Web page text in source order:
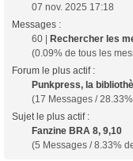
07 nov. 2025 17:18
Messages :
60 | Rechercher les
(0.09% de tous les
Forum le plus actif :
Punkpress, la
(17 Messages /
Sujet le plus actif :
Fanzine BRA 8, 9,10
(5 Messages / 8.33%